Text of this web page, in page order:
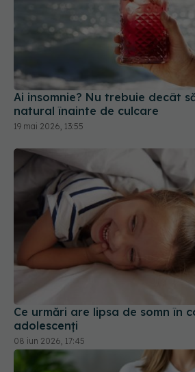
Ai insomnie? Nu trebuie decât
natural înainte de culcare
19 mai 2026, 13:55
Ce urmări are lipsa de somn în
adolescenți
08 iun 2026, 17:45